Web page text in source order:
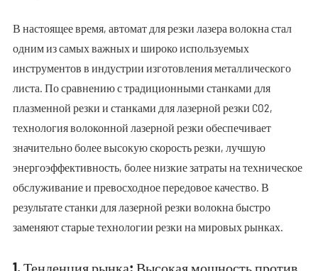
В настоящее время, автомат для резки лазера волокна стал
одним из самых важных и широко используемых
инструментов в индустрии изготовления металлического
листа. По сравнению с традиционными станками для
плазменной резки и станками для лазерной резки CO2,
технология волоконной лазерной резки обеспечивает
значительно более высокую скорость резки, лучшую
энергоэффективность, более низкие затраты на техническое
обслуживание и превосходное передовое качество. В
результате станки для лазерной резки волокна быстро
заменяют старые технологии резки на мировых рынках.
1. Тенденция рынка: Высокая мощность против